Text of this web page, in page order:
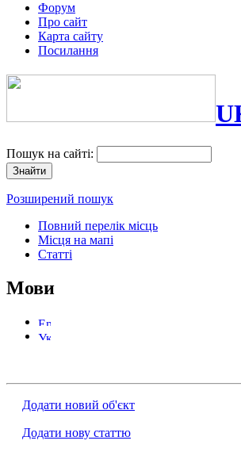
Форум
Про сайт
Карта сайту
Посилання
Пошук на сайті:
Розширений пошук
Повний перелік місць
Місця на мапі
Статті
Мови
Додати новий об'єкт
Додати нову статтю